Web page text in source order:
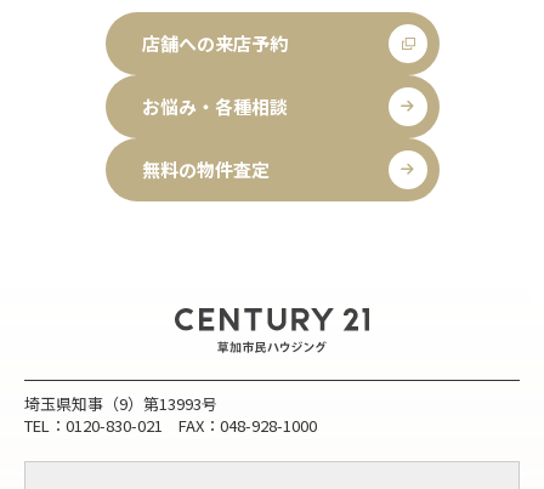
店舗への来店予約
お悩み・各種相談
無料の物件査定
埼玉県知事（9）第13993号
TEL：0120-830-021 FAX：048-928-1000